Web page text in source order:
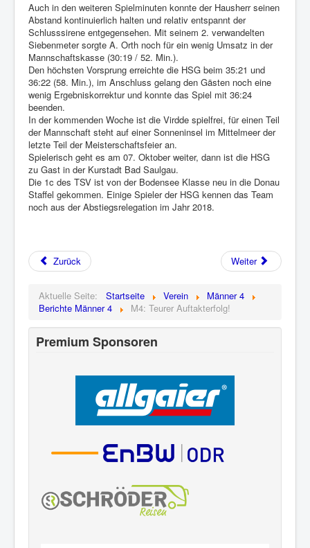
Auch in den weiteren Spielminuten konnte der Hausherr seinen
Abstand kontinuierlich halten und relativ entspannt der
Schlusssirene entgegensehen. Mit seinem 2. verwandelten
Siebenmeter sorgte A. Orth noch für ein wenig Umsatz in der
Mannschaftskasse (30:19 / 52. Min.).
Den höchsten Vorsprung erreichte die HSG beim 35:21 und
36:22 (58. Min.), im Anschluss gelang den Gästen noch eine
wenig Ergebniskorrektur und konnte das Spiel mit 36:24
beenden.
In der kommenden Woche ist die Virdde spielfrei, für einen Teil
der Mannschaft steht auf einer Sonneninsel im Mittelmeer der
letzte Teil der Meisterschaftsfeier an.
Spielerisch geht es am 07. Oktober weiter, dann ist die HSG
zu Gast in der Kurstadt Bad Saulgau.
Die 1c des TSV ist von der Bodensee Klasse neu in die Donau
Staffel gekommen. Einige Spieler der HSG kennen das Team
noch aus der Abstiegsrelegation im Jahr 2018.
Zurück Weiter
Aktuelle Seite: Startseite Verein
Männer 4
Berichte Männer 4
M4: Teurer Auftakterfolg!
Premium Sponsoren